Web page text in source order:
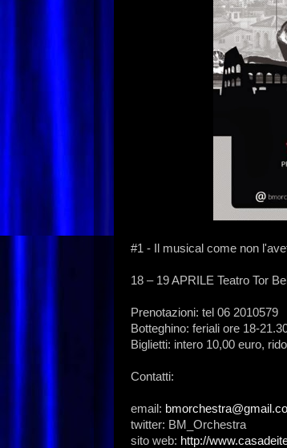
#1 - Il musical come non
18 – 19 APRILE Teatro Tor
Prenotazioni: tel 06 2010579
Botteghino: feriali ore 18-
Biglietti: intero 10,00 euro,
Contatti:
email:
twitter: BM_Orchestra
sito web: http://